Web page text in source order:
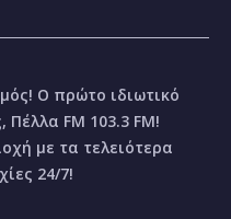
Ο πρώτο ιδιωτικό
FM 103.3 FM!
με τα τελειότερα
24/7!